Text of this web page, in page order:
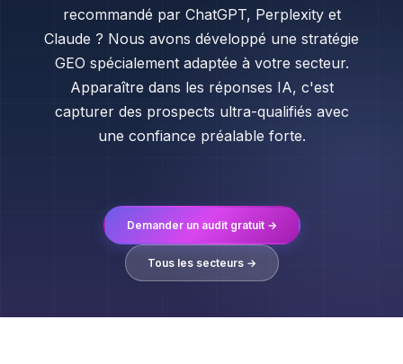
recommandé par ChatGPT, Perplexity et
Claude ? Nous avons développé une stratégie
GEO spécialement adaptée à votre secteur.
Apparaître dans les réponses IA, c'est
capturer des prospects ultra-qualifiés avec
une confiance préalable forte.
Demander un audit gratuit →
Tous les secteurs →